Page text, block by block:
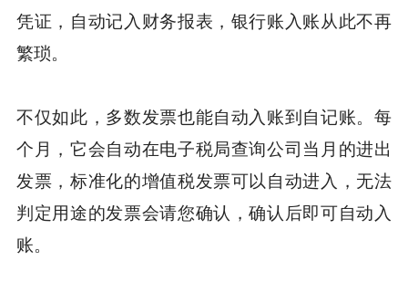
凭证，自动记入财务报表，银行账入账从此不再
繁琐。
不仅如此，多数发票也能自动入账到自记账。每
个月，它会自动在电子税局查询公司当月的进出
发票，标准化的增值税发票可以自动进入，无法
判定用途的发票会请您确认，确认后即可自动入
账。